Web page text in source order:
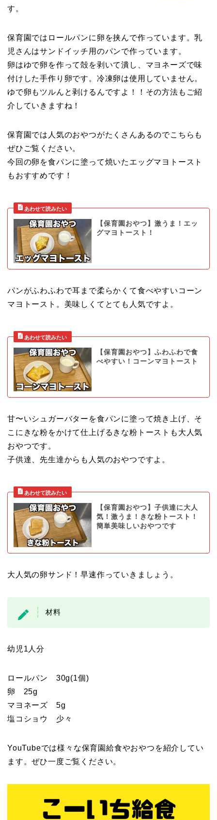
す。
保育園ではロールパンに卵を挟んで作っています。乳
児さんはサンドイッチ用のパンで作っています。
卵はゆで卵を作って殻を剥いて潰し、マヨネーズで味
付けした手作り卵です。冷凍卵は使用していません。
ゆで卵もツルんと剥けるんですよ！！その方法もご紹
介していきますね！
保育園では人気のおやつがたくさんあるのでこちらも
ぜひご覧ください。
今回の卵を食パンに塗って焼いたエッグマヨトースト
もおすすめです！
【保育園おやつ】激うま！エッ
グマヨトースト！
パンがふわふわで耳まで柔らかくて食べやすいコーン
マヨトースト。美味しくてとても人気ですよ。
【保育園おやつ】ふわふわで食
べやすい！コーンマヨトースト
甘〜いシュガーバターを食パンに塗って焼き上げ、そ
こにきな粉をかけて仕上げるきな粉トーストも大人気
おやつです。
子供達、先生達からも人気のおやつですよ。
【保育園おやつ】子供達に大人
気！激うま！きな粉トースト！
簡単美味しいおやつです
大人気の卵サンド！早速作っていきましょう。
材料
幼児1人分
ロールパン 30g(1個)
卵 25g
マヨネーズ 5g
塩コショウ 少々
YouTubeでは様々な保育園給食やおやつを紹介してい
ます。ぜひ一度ご覧ください。